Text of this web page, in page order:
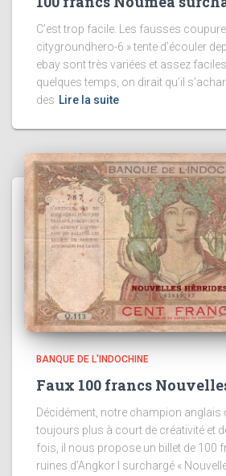
C’est trop facile. Les fausses
citygroundhero-6 » tente d’écouler
ebay sont très variées et assez
quelques temps, on dirait qu’il
des Lire la suite
BANQUE DE L'INDOCHINE
Faux 100 francs
Décidément, notre champion anglais
toujours plus à court de créativité et
fois, il nous propose un billet de 100
ruines d’Angkor I surchargé «